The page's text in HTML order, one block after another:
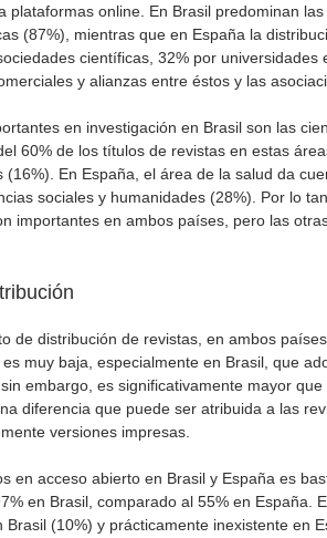
plataformas online. En Brasil predominan
(87%), mientras que en España la
científicas, 32% por universidades
y alianzas entre éstos y las
en investigación en Brasil son las
60% de los títulos de revistas en estas
(16%). En España, el área de la salud da
sociales y humanidades (28%). Por lo
importantes en ambos países, pero las
de distribución de revistas, en ambos
muy baja, especialmente en Brasil, que
embargo, es significativamente mayor
diferencia que puede ser atribuida a las
versiones impresas.
en acceso abierto en Brasil y España es
en Brasil, comparado al 55% en España.
Brasil (10%) y prácticamente inexistente en